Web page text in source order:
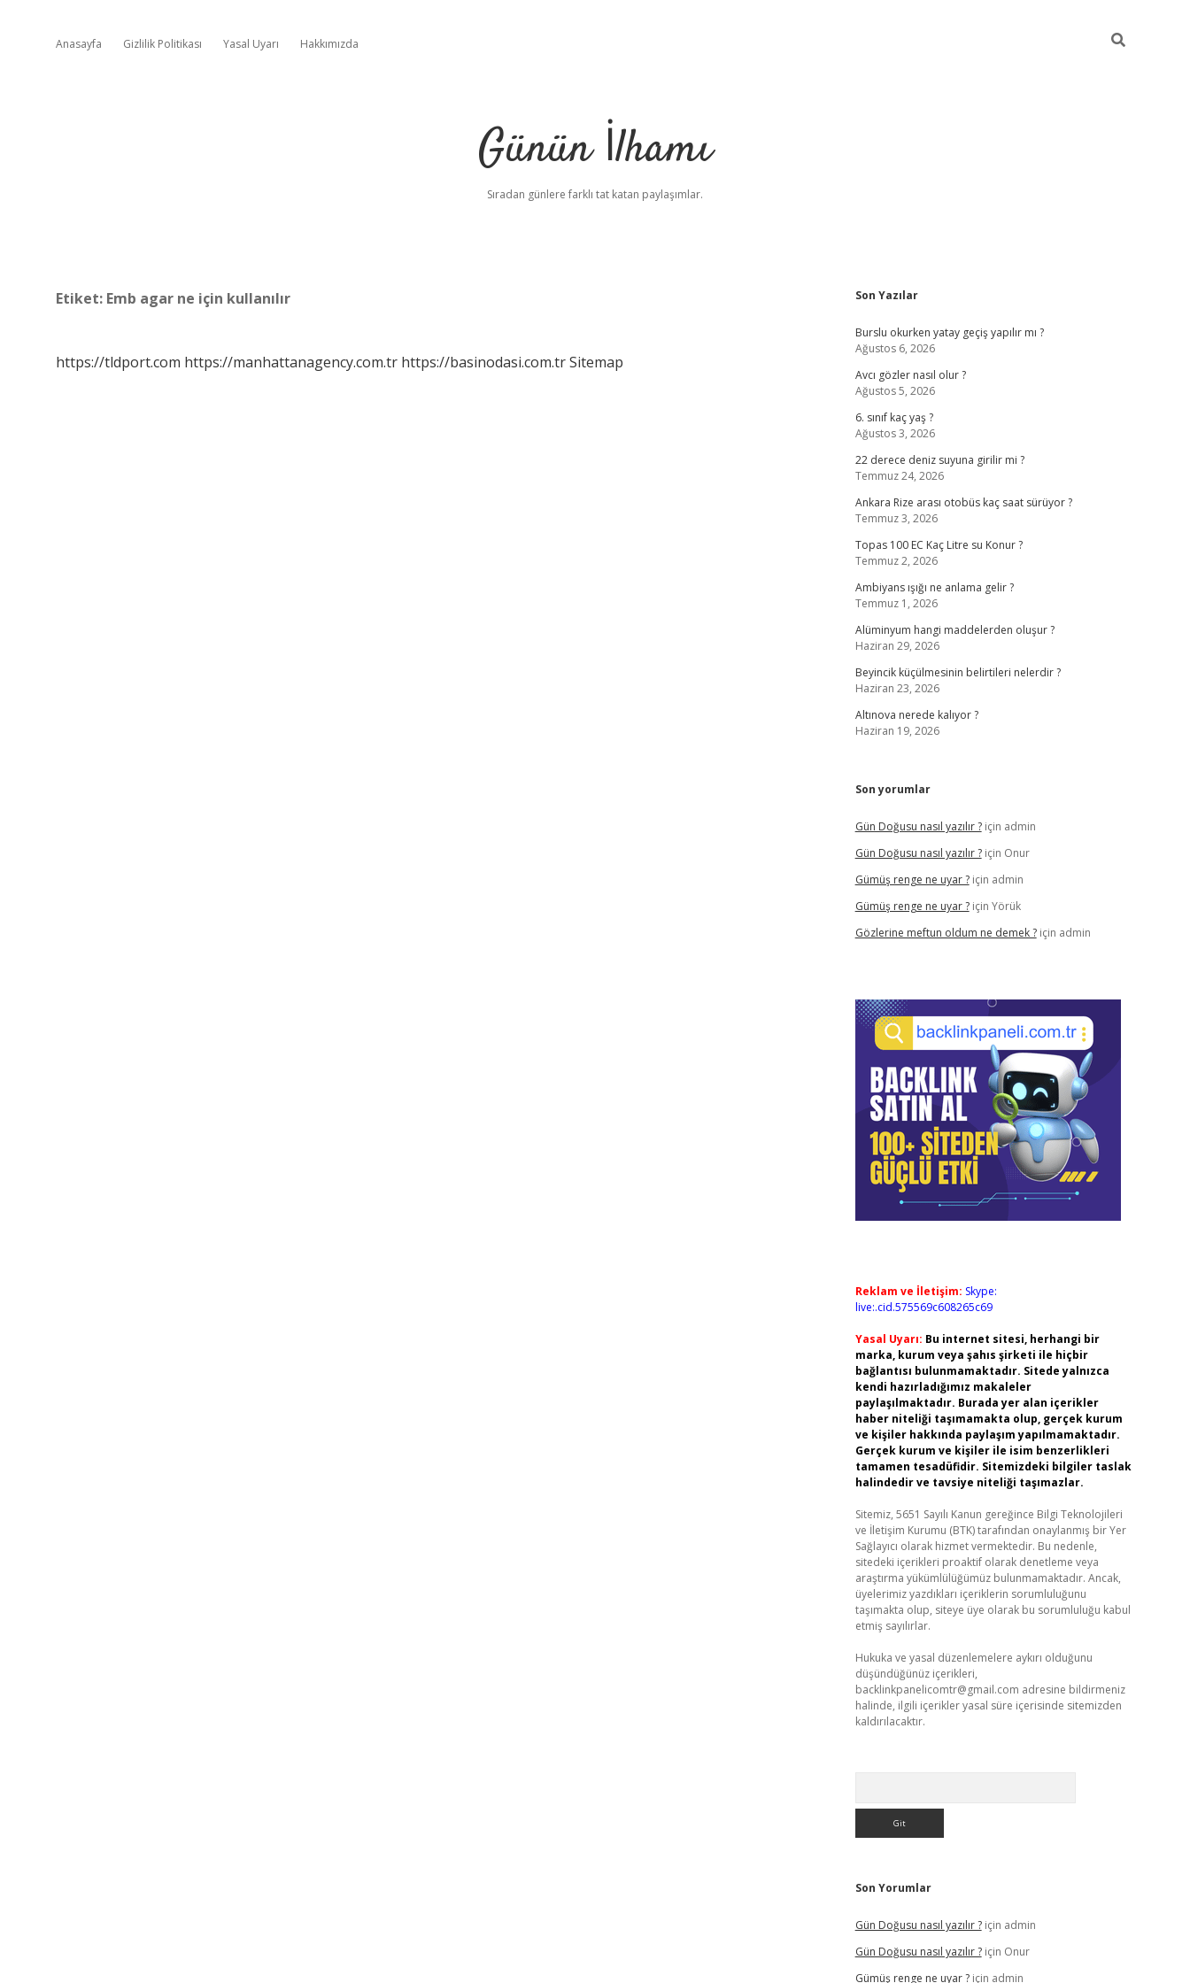
Anasayfa Gizlilik Politikası Yasal Uyarı Hakkımızda
Günün İlhamı
Sıradan günlere farklı tat katan paylaşımlar.
Etiket: Emb agar ne için kullanılır
https://tldport.com https://manhattanagency.com.tr https://basinodasi.com.trSitemap
Sidebar
Son Yazılar
Burslu okurken yatay geçiş yapılır mı ?
Ağustos 6, 2026
Avcı gözler nasıl olur ?
Ağustos 5, 2026
6. sınıf kaç yaş ?
Ağustos 3, 2026
22 derece deniz suyuna girilir mi ?
Temmuz 24, 2026
Ankara Rize arası otobüs kaç saat sürüyor ?
Temmuz 3, 2026
Topas 100 EC Kaç Litre su Konur ?
Temmuz 2, 2026
Ambiyans ışığı ne anlama gelir ?
Temmuz 1, 2026
Alüminyum hangi maddelerden oluşur ?
Haziran 29, 2026
Beyincik küçülmesinin belirtileri nelerdir ?
Haziran 23, 2026
Altınova nerede kalıyor ?
Haziran 19, 2026
Son yorumlar
Gün Doğusu nasıl yazılır ?için admin
Gün Doğusu nasıl yazılır ?için Onur
Gümüş renge ne uyar ?için admin
Gümüş renge ne uyar ?için Yörük
Gözlerine meftun oldum ne demek ?için admin
Reklam ve İletişim: Skype:
live:.cid.575569c608265c69
Yasal Uyarı: Bu internet sitesi, herhangi bir
marka, kurum veya şahıs şirketi ile hiçbir
bağlantısı bulunmamaktadır. Sitede yalnızca
kendi hazırladığımız makaleler
paylaşılmaktadır. Burada yer alan içerikler
haber niteliği taşımamakta olup, gerçek kurum
ve kişiler hakkında paylaşım yapılmamaktadır.
Gerçek kurum ve kişiler ile isim benzerlikleri
tamamen tesadüfidir. Sitemizdeki bilgiler taslak
halindedir ve tavsiye niteliği taşımazlar.
Sitemiz, 5651 Sayılı Kanun gereğince Bilgi Teknolojileri
ve İletişim Kurumu (BTK) tarafından onaylanmış bir Yer
Sağlayıcı olarak hizmet vermektedir. Bu nedenle,
sitedeki içerikleri proaktif olarak denetleme veya
araştırma yükümlülüğümüz bulunmamaktadır. Ancak,
üyelerimiz yazdıkları içeriklerin sorumluluğunu
taşımakta olup, siteye üye olarak bu sorumluluğu kabul
etmiş sayılırlar.
Hukuka ve yasal düzenlemelere aykırı olduğunu
düşündüğünüz içerikleri,
backlinkpanelicomtr@gmail.com adresine bildirmeniz
halinde, ilgili içerikler yasal süre içerisinde sitemizden
kaldırılacaktır.
Son Yorumlar
Gün Doğusu nasıl yazılır ?için admin
Gün Doğusu nasıl yazılır ?için Onur
Gümüş renge ne uyar ?için admin